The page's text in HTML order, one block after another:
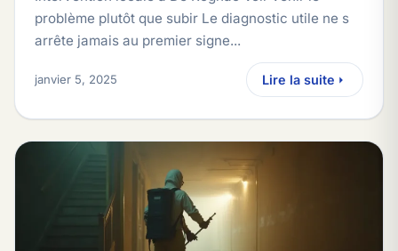
problème plutôt que subir Le diagnostic utile ne s
arrête jamais au premier signe...
janvier 5, 2025 Lire la suite